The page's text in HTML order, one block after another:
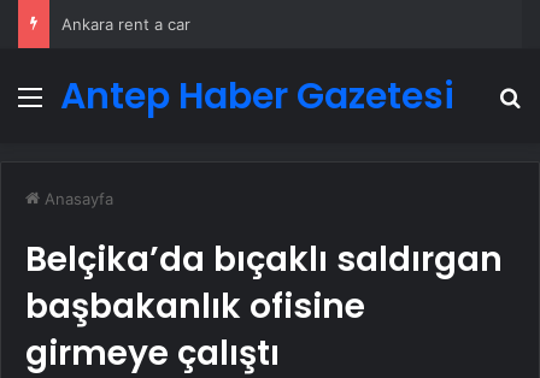
Ankara rent a car
Menü
Antep Haber Gazetesi
Anasayfa
Belçika’da bıçaklı saldırgan
başbakanlık ofisine
girmeye çalıştı